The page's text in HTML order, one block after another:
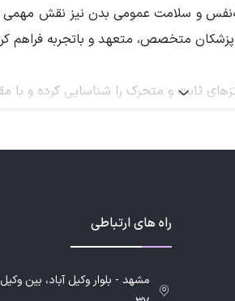
و سلامت عمومی بدن نیز نقش
متخصص، متعهد و با‌تجربه فراهم
ثابت و متحرک را شناسایی کرده و با
راه های ارتباطی